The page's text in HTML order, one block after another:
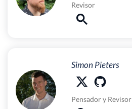
Revisor
Simon Pieters
Pensadory Revisor